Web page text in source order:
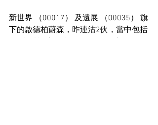
新世界 （00017） 及遠展 （00035） 旗
下的啟德柏蔚森，昨連沽2伙，當中包括